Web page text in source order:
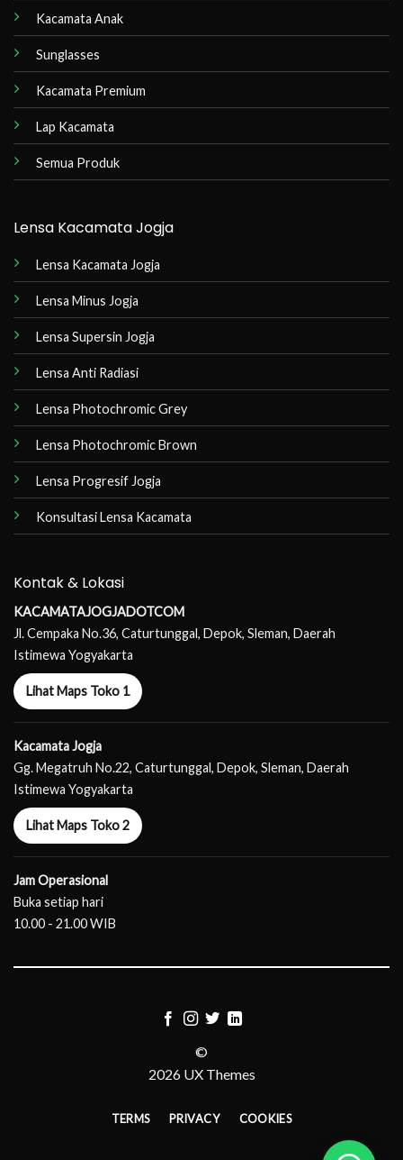
Kacamata Anak
Sunglasses
Kacamata Premium
Lap Kacamata
Semua Produk
Lensa Kacamata Jogja
Lensa Kacamata Jogja
Lensa Minus Jogja
Lensa Supersin Jogja
Lensa Anti Radiasi
Lensa Photochromic Grey
Lensa Photochromic Brown
Lensa Progresif Jogja
Konsultasi Lensa Kacamata
Kontak & Lokasi
KACAMATAJOGJADOTCOM
Jl. Cempaka No.36, Caturtunggal, Depok, Sleman, Daerah
Istimewa Yogyakarta
Lihat Maps Toko 1
Kacamata Jogja
Gg. Megatruh No.22, Caturtunggal, Depok, Sleman, Daerah
Istimewa Yogyakarta
Lihat Maps Toko 2
Jam Operasional
Buka setiap hari
10.00 - 21.00 WIB
©
2026 UX Themes
TERMS PRIVACY COOKIES